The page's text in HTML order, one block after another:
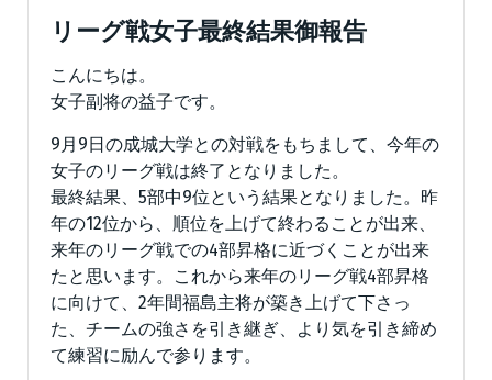
リーグ戦女子最終結果御報告
こんにちは。
女子副将の益子です。
9月9日の成城大学との対戦をもちまして、今年の
女子のリーグ戦は終了となりました。
最終結果、5部中9位という結果となりました。昨
年の12位から、順位を上げて終わることが出来、
来年のリーグ戦での4部昇格に近づくことが出来
たと思います。これから来年のリーグ戦4部昇格
に向けて、2年間福島主将が築き上げて下さっ
た、チームの強さを引き継ぎ、より気を引き締め
て練習に励んで参ります。